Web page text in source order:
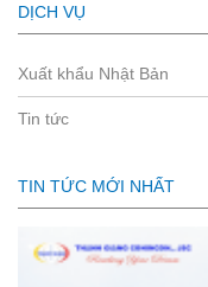
DỊCH VỤ
Xuất khẩu Nhật Bản
Tin tức
TIN TỨC MỚI NHẤT